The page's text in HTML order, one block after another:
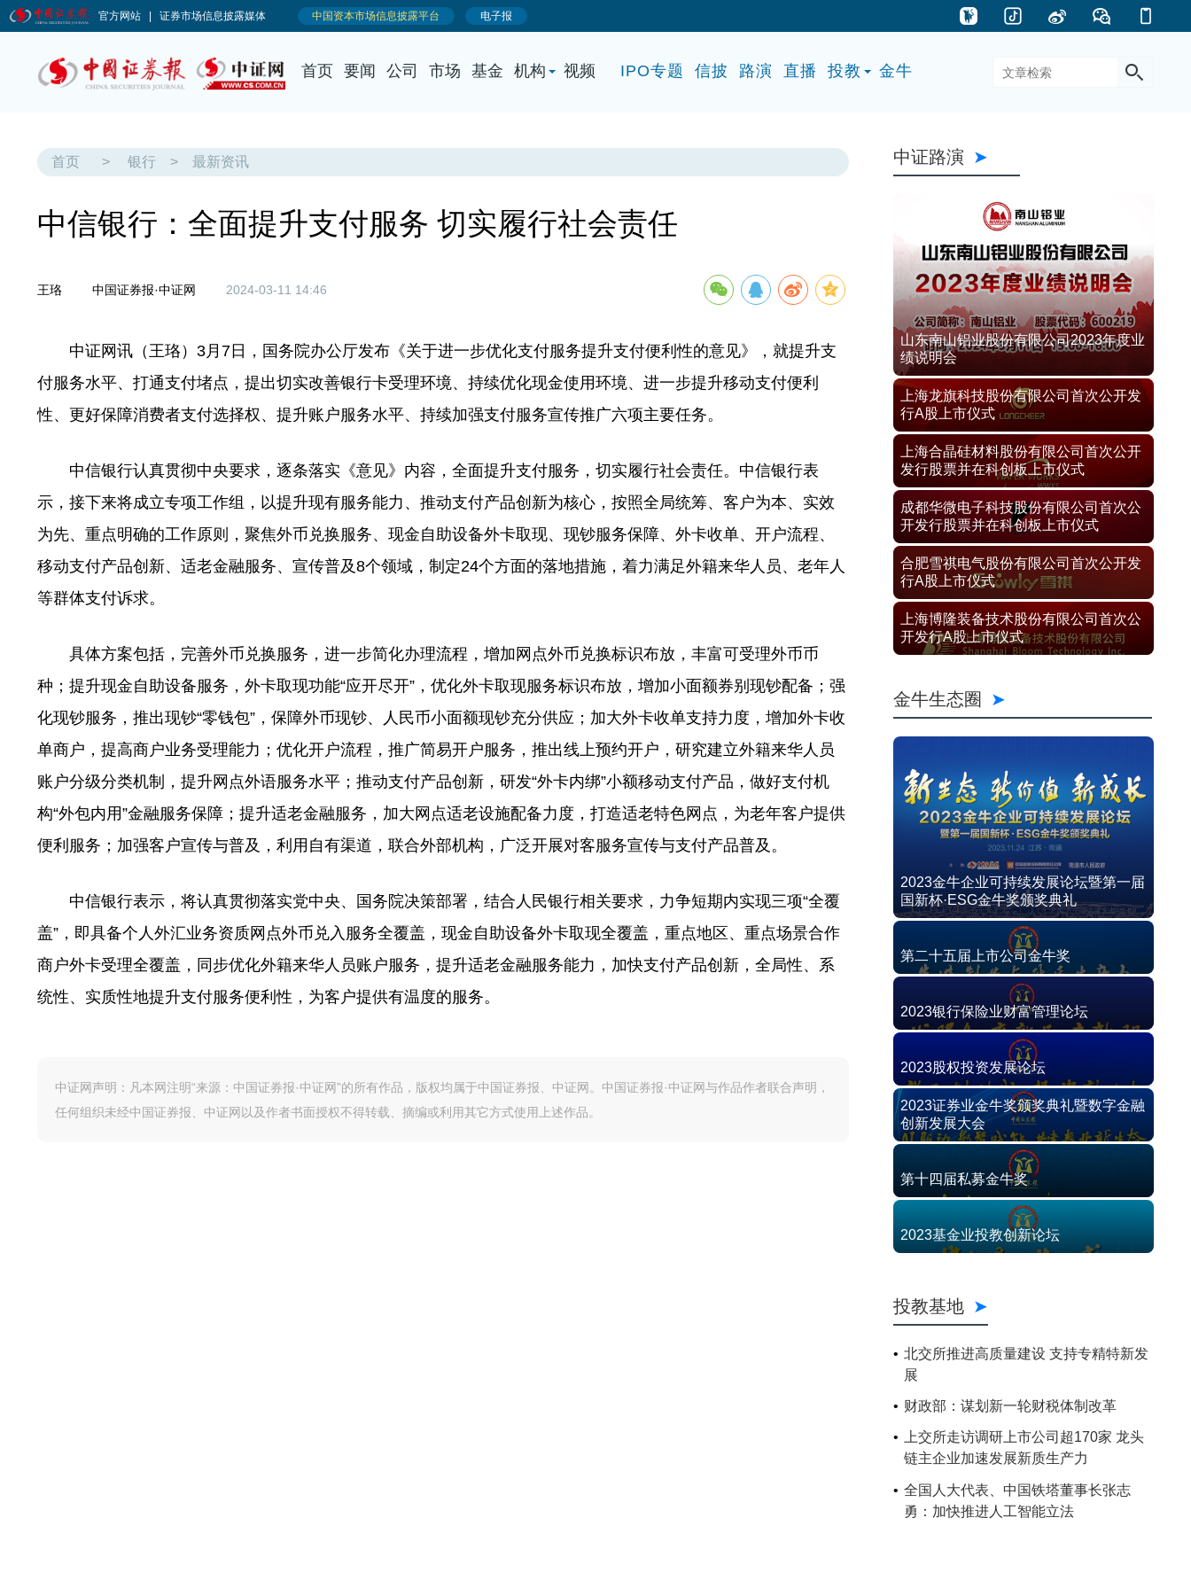
首页 要闻 公司 市场 基金 机构 视频 IPO专题 信披 路演 直播 投教 金牛
首页 > 银行 > 最新资讯
中信银行：全面提升支付服务 切实履行社会责任
王珞 中国证券报·中证网 2024-03-11 14:46
中证网讯（王珞）3月7日，国务院办公厅发布《关于进一步优化支付服务提升支付便利性的意见》，就提升支
付服务水平、打通支付堵点，提出切实改善银行卡受理环境、持续优化现金使用环境、进一步提升移动支付便利
性、更好保障消费者支付选择权、提升账户服务水平、持续加强支付服务宣传推广六项主要任务。
中信银行认真贯彻中央要求，逐条落实《意见》内容，全面提升支付服务，切实履行社会责任。中信银行表
示，接下来将成立专项工作组，以提升现有服务能力、推动支付产品创新为核心，按照全局统筹、客户为本、实效
为先、重点明确的工作原则，聚焦外币兑换服务、现金自助设备外卡取现、现钞服务保障、外卡收单、开户流程、
移动支付产品创新、适老金融服务、宣传普及8个领域，制定24个方面的落地措施，着力满足外籍来华人员、老年人
等群体支付诉求。
具体方案包括，完善外币兑换服务，进一步简化办理流程，增加网点外币兑换标识布放，丰富可受理外币币
种；提升现金自助设备服务，外卡取现功能“应开尽开”，优化外卡取现服务标识布放，增加小面额券别现钞配备；强
化现钞服务，推出现钞“零钱包”，保障外币现钞、人民币小面额现钞充分供应；加大外卡收单支持力度，增加外卡收
单商户，提高商户业务受理能力；优化开户流程，推广简易开户服务，推出线上预约开户，研究建立外籍来华人员
账户分级分类机制，提升网点外语服务水平；推动支付产品创新，研发“外卡内绑”小额移动支付产品，做好支付机
构“外包内用”金融服务保障；提升适老金融服务，加大网点适老设施配备力度，打造适老特色网点，为老年客户提供
便利服务；加强客户宣传与普及，利用自有渠道，联合外部机构，广泛开展对客服务宣传与支付产品普及。
中信银行表示，将认真贯彻落实党中央、国务院决策部署，结合人民银行相关要求，力争短期内实现三项“全覆
盖”，即具备个人外汇业务资质网点外币兑入服务全覆盖，现金自助设备外卡取现全覆盖，重点地区、重点场景合作
商户外卡受理全覆盖，同步优化外籍来华人员账户服务，提升适老金融服务能力，加快支付产品创新，全局性、系
统性、实质性地提升支付服务便利性，为客户提供有温度的服务。
中证网声明：凡本网注明“来源：中国证券报·中证网”的所有作品，版权均属于中国证券报、中证网。中国证券报·中证网与作品作者联合声明，
任何组织未经中国证券报、中证网以及作者书面授权不得转载、摘编或利用其它方式使用上述作品。
中证路演
山东南山铝业股份有限公司2023年度业
绩说明会
上海龙旗科技股份有限公司首次公开发
行A股上市仪式
上海合晶硅材料股份有限公司首次公开
发行股票并在科创板上市仪式
成都华微电子科技股份有限公司首次公
开发行股票并在科创板上市仪式
合肥雪祺电气股份有限公司首次公开发
行A股上市仪式
上海博隆装备技术股份有限公司首次公
开发行A股上市仪式
金牛生态圈
2023金牛企业可持续发展论坛暨第一届
国新杯·ESG金牛奖颁奖典礼
第二十五届上市公司金牛奖
2023银行保险业财富管理论坛
2023股权投资发展论坛
2023证券业金牛奖颁奖典礼暨数字金融
创新发展大会
第十四届私募金牛奖
2023基金业投教创新论坛
投教基地
北交所推进高质量建设 支持专精特新发
展
财政部：谋划新一轮财税体制改革
上交所走访调研上市公司超170家 龙头
链主企业加速发展新质生产力
全国人大代表、中国铁塔董事长张志
勇：加快推进人工智能立法